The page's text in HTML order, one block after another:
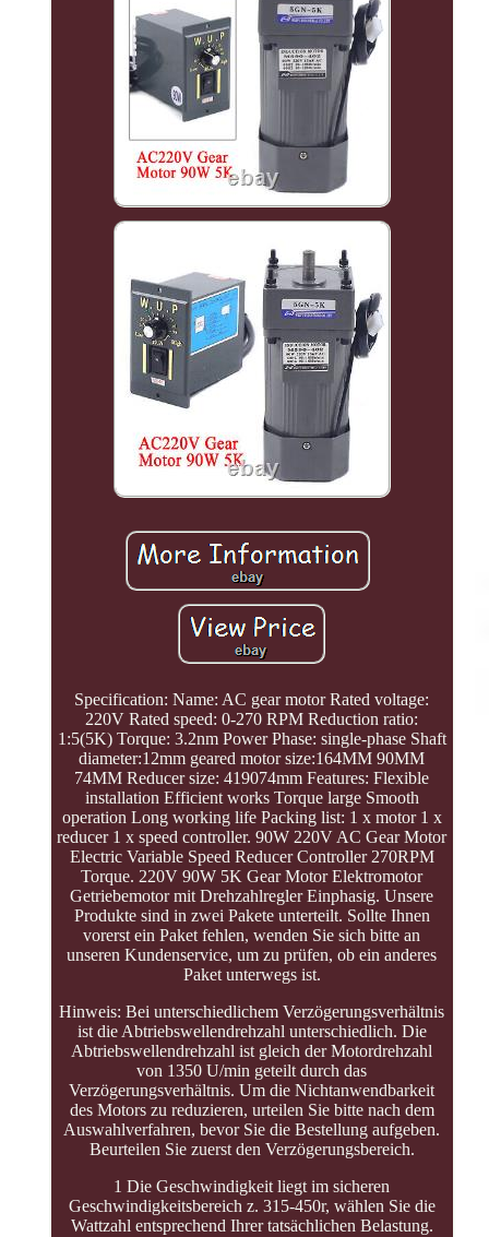
Specification: Name: AC gear motor Rated voltage:
220V Rated speed: 0-270 RPM Reduction ratio:
1:5(5K) Torque: 3.2nm Power Phase: single-phase Shaft
diameter:12mm geared motor size:164MM 90MM
74MM Reducer size: 419074mm Features: Flexible
installation Efficient works Torque large Smooth
operation Long working life Packing list: 1 x motor 1 x
reducer 1 x speed controller. 90W 220V AC Gear Motor
Electric Variable Speed Reducer Controller 270RPM
Torque. 220V 90W 5K Gear Motor Elektromotor
Getriebemotor mit Drehzahlregler Einphasig. Unsere
Produkte sind in zwei Pakete unterteilt. Sollte Ihnen
vorerst ein Paket fehlen, wenden Sie sich bitte an
unseren Kundenservice, um zu prüfen, ob ein anderes
Paket unterwegs ist.
Hinweis: Bei unterschiedlichem Verzögerungsverhältnis
ist die Abtriebswellendrehzahl unterschiedlich. Die
Abtriebswellendrehzahl ist gleich der Motordrehzahl
von 1350 U/min geteilt durch das
Verzögerungsverhältnis. Um die Nichtanwendbarkeit
des Motors zu reduzieren, urteilen Sie bitte nach dem
Auswahlverfahren, bevor Sie die Bestellung aufgeben.
Beurteilen Sie zuerst den Verzögerungsbereich.
1 Die Geschwindigkeit liegt im sicheren
Geschwindigkeitsbereich z. 315-450r, wählen Sie die
Wattzahl entsprechend Ihrer tatsächlichen Belastung.